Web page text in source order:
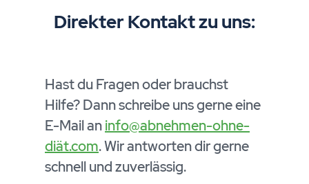
Direkter Kontakt zu uns:
Hast du Fragen oder brauchst
Hilfe? Dann schreibe uns gerne eine
E-Mail aninfo@abnehmen-ohne-
diät.com. Wir antworten dir gerne
schnell und zuverlässig.